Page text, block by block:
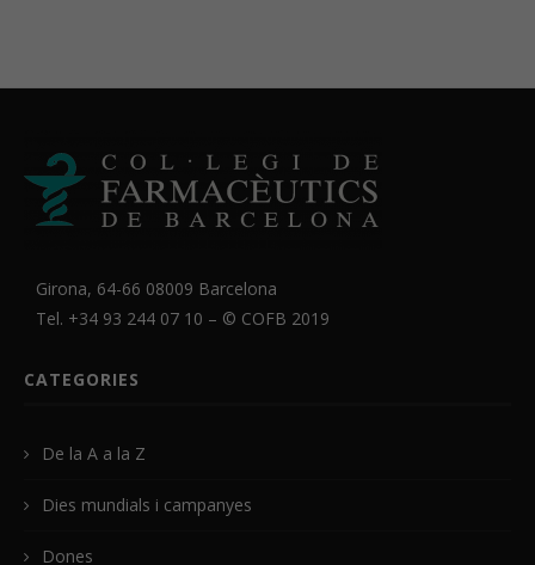
Girona, 64-66 08009 Barcelona
Tel. +34 93 244 07 10 – © COFB 2019
CATEGORIES
De la A a la Z
Dies mundials i campanyes
Dones